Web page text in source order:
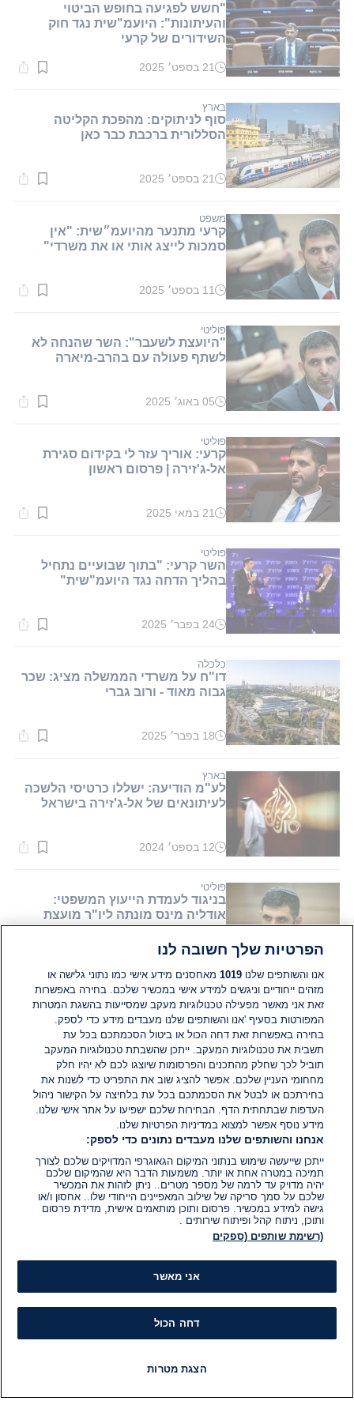
"חשש לפגיעה בחופש הביטוי
והעיתונות": היועמ"שית נגד חוק
השידורים של קרעי
זמן
דקות.
21 בספט׳ 2025
בארץ
סוף לניתוקים: מהפכת הקליטה
הסללורית ברכבת כבר כאן
זמן
דקות.
21 בספט׳ 2025
משפט
קרעי מתנער מהיועמ״שית: "אין
סמכות לייצג אותי או את משרדי"
זמן
דקות.
11 בספט׳ 2025
פוליטי
"היועצת לשעבר": השר שהנחה לא
לשתף פעולה עם בהרב-מיארה
זמן
דקות.
05 באוג׳ 2025
פוליטי
קרעי: אוריך עזר לי בקידום סגירת
אל-ג'זירה | פרסום ראשון
זמן
דקות.
21 במאי 2025
פוליטי
השר קרעי: "בתוך שבועיים נתחיל
בהליך הדחה נגד היועמ"שית"
זמן
דקות.
24 בפבר׳ 2025
כלכלה
דו"ח על משרדי הממשלה מציג: שכר
גבוה מאוד - ורוב גברי
זמן
דקות.
18 בפבר׳ 2025
בארץ
לע"מ הודיעה: ישללו כרטיסי הלשכה
לעיתונאים של אל-ג'זירה בישראל
זמן
דקות.
12 בספט׳ 2024
פוליטי
בניגוד לעמדת הייעוץ המשפטי:
אודליה מינס מונתה ליו"ר מועצת
הרשות השניה
קריאה:
1
דקות.
04 באוג׳ 2024
ישראל במלחמה
בית המשפט המחוזי קבע: צו הסגירה
לרשת אל-גז'ירה יקוצר ל-35 ימים
זמן
קריאה:
1
דקות.
05 ביוני 2024
הפרטיות שלך חשובה לנו
אנו והשותפים שלנו1019 מאחסנים מידע אישי כמו נתוני גלישה או
מזהים ייחודיים וניגשים למידע אישי במכשיר שלכם. בחירה באפשרות
זאת אני מאשר מפעילה טכנולוגיות מעקב שמסייעות בהשגת המטרות
המפורטות בסעיף 'אנו והשותפים שלנו מעבדים מידע כדי לספק.
בחירה באפשרות זאת דחה הכול או ביטול הסכמתכם בכל עת
תשבית את טכנולוגיות המעקב. ייתכן שהשבתת טכנולוגיות המעקב
תוביל לכך שחלק מהתכנים והפרסומות שיוצגו לכם לא יהיו חלק
מחחומי העניין שלכם. אפשר להציג שוב את התפריט כדי לשנות את
בחירתכם או לבטל את הסכמתכם בכל עת בלחיצה על הקישור ניהול
העדפות שבתחתית הדף. הבחירות שלכם ישפיעו על אתר אישי שלנו.
מידע נוסף אפשר למצוא במדיניות הפרטיות שלנו.
אנחנו והשותפים שלנו מעבדים נתונים כדי לספק:
ייתכן שייעשה שימוש בנתוני המיקום הגאוגרפי המדויקים שלכם לצורך
תמיכה במטרה אחת או יותר. משמעות הדבר היא שהמיקום שלכם
יהיה מדויק עד לרמה של מספר מטרים.. ניתן לזהות את המכשיר
שלכם על סמך סריקה של שילוב המאפיינים הייחודי שלו.. אחסון ו/או
גישה למידע במכשיר. פרסום ותוכן מותאמים אישית, מדידת פרסום
ותוכן, ניתוח קהל ופיתוח שירותים .
(רשימת שותפים (ספקים
אני מאשר
דחה הכול
הצגת מטרות